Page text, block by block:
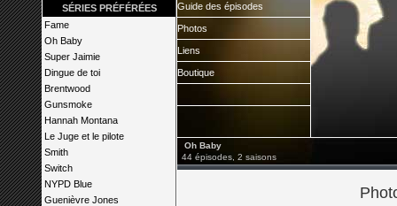
SÉRIES PRÉFÉRÉES
Fame
Oh Baby
Super Jaimie
Dingue de toi
Brentwood
Gunsmoke
Hannah Montana
Le Juge et le pilote
Smith
Switch
NYPD Blue
Guenièvre Jones
Guide des épisodes
Photos
Liens
Boutique
Oh Baby
44 épisodes, 2 saisons